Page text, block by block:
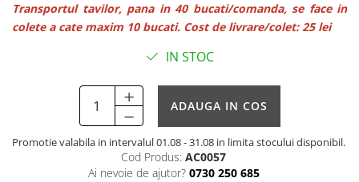
Transportul tavilor, pana in 40 bucati/comanda, se face in
colete a cate maxim 10 bucati. Cost de livrare/colet: 25 lei
IN STOC
ADAUGA IN COS
Promotie valabila in intervalul 01.08 - 31.08 in limita stocului disponibil.
Cod Produs: AC0057
Ai nevoie de ajutor? 0730 250 685